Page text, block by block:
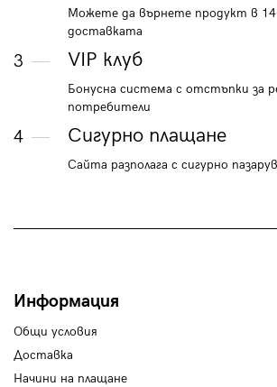
Можете да върнете продукт в
доставката
3 VIP клуб
Бонусна система с отстъпки за
потребители
4 Сигурно плащане
Сайта разполага с сигурно
Информация
Общи условия
Доставка
Начини на плащане